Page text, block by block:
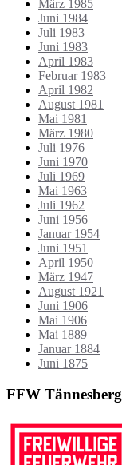
März 1985
Juni 1984
Juli 1983
Juni 1983
April 1983
Februar 1983
April 1982
August 1981
Mai 1981
März 1980
Juli 1976
Juni 1970
Juli 1969
Mai 1963
Juli 1962
Juni 1956
Januar 1954
Juni 1951
April 1950
März 1947
August 1921
Juni 1906
Mai 1906
Mai 1889
Januar 1884
Juni 1875
FFW Tännesberg